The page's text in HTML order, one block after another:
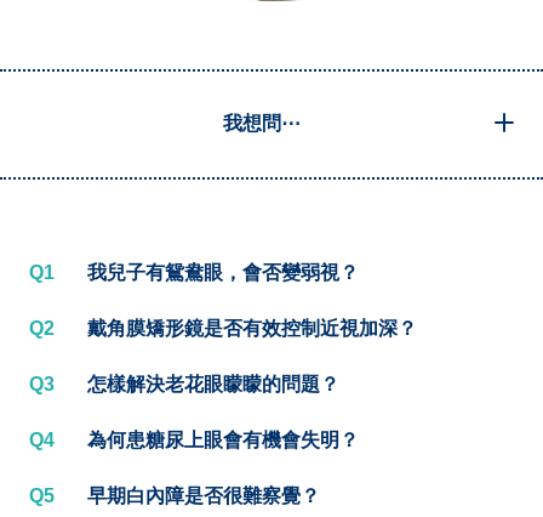
我想問⋯
Q1 我兒子有鴛鴦眼，會否變弱視？
Q2 戴角膜矯形鏡是否有效控制近視加深？
Q3 怎樣解決老花眼矇矇的問題？
Q4 為何患糖尿上眼會有機會失明？
Q5 早期白內障是否很難察覺？